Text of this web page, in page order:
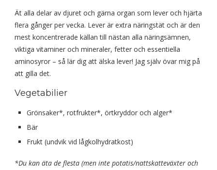
Ät alla delar av djuret och gärna organ som lever och hjärta
flera gånger per vecka. Lever är extra näringstät och är den
mest koncentrerade källan till nästan alla näringsämnen,
viktiga vitaminer och mineraler, fetter och essentiella
aminosyror – så lär dig att älska lever! Jag själv övar mig på
att gilla det.
Vegetabilier
Grönsaker*, rotfrukter*, örtkryddor och alger*
Bär
Frukt (undvik vid lågkolhydratkost)
*Du kan äta de flesta (men inte potatis/nattskatteväxter och